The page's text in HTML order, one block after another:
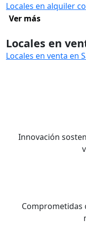
Locales en alquiler
Ver más
Locales en
Locales en venta en
Innovación
Comprometidas